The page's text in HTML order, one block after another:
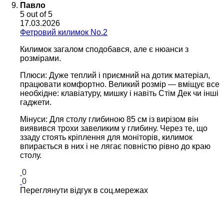
Павло
5 out of 5
17.03.2026
Фетровий килимок No.2
Килимок загалом сподобався, але є нюанси з
розмірами.
​Плюси: Дуже теплий і приємний на дотик матеріал,
працювати комфортно. Великий розмір — вміщує все
необхідне: клавіатуру, мишку і навіть Стім Дек чи інші
гаджети.
​Мінуси: Для столу глибиною 85 см із вирізом він
виявився трохи завеликим у глибину. Через те, що
ззаду стоять кріплення для моніторів, килимок
впирається в них і не лягає повністю рівно до краю
столу.
0
0
Переглянути відгук в соц.мережах